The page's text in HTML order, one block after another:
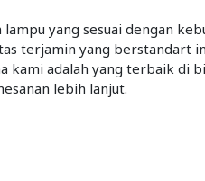
yang sesuai dengan
terjamin yang berstandart
kami adalah yang terbaik di
lebih lanjut.